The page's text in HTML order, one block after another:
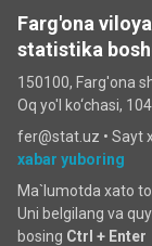
Farg'ona
statistika
150100, Farg'ona
Oq yo'l ko‘chаsi,
fer@stat.uz • Sayt
xabar yuboring
Ma`lumotda xato
Uni belgilang va
bosing Ctrl + Enter